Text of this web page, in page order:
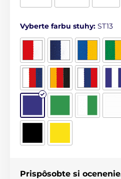
Vyberte farbu stuhy: ST13
Prispôsobte si